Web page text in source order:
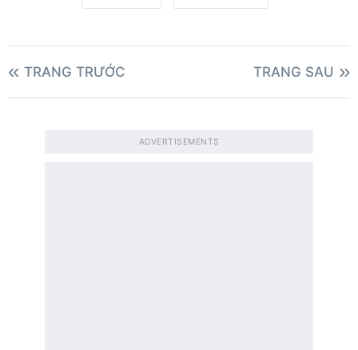
TRANG TRƯỚC TRANG SAU
ADVERTISEMENTS